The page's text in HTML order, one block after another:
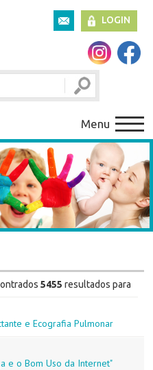
LOGIN
Menu
5455resultados para
e Ecografia Pulmonar
e o Bom Uso da Internet"